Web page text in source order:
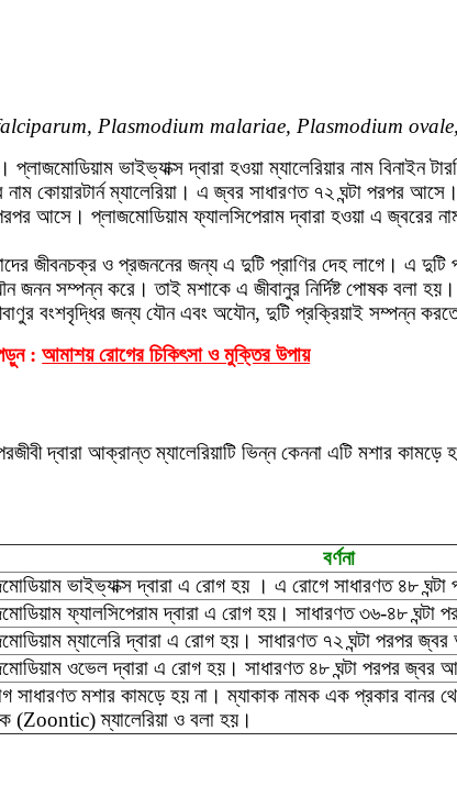
Plasmodium malariae, Plasmodium
ভাইভ্যাক্স দ্বারা হওয়া ম্যালেরিয়ার নাম বিনাইন
কোয়ারটার্ন ম্যালেরিয়া। এ জ্বর সাধারণত ৭২ ঘন্টা পরপর
আসে। প্লাজমোডিয়াম ফ্যালসিপেরাম দ্বারা হওয়া এ জ্বরের নাম
জীবনচক্র ও প্রজননের জন্য এ দুটি প্রাণির দেহ লাগে। এ
সম্পন্ন করে। তাই মশাকে এ জীবানুর নির্দিষ্ট পোষক বলা
বংশবৃদ্ধির জন্য যৌন এবং অযৌন, দুটি প্রক্রিয়াই সম্পন্ন
:আমাশয় রোগের চিকিৎসা ও মুক্তির উপায়
দ্বারা আক্রান্ত ম্যালেরিয়াটি ভিন্ন কেননা এটি মশার কামড়ে
বর্ণনা
ভাইভ্যাক্স দ্বারা এ রোগ হয় । এ রোগে সাধারণত ৪৮
ফ্যালসিপেরাম দ্বারা এ রোগ হয়। সাধারণত ৩৬-৪৮ ঘন্টা
ম্যালেরি দ্বারা এ রোগ হয়। সাধারণত ৭২ ঘন্টা পরপর
ওভেল দ্বারা এ রোগ হয়। সাধারণত ৪৮ ঘন্টা পরপর জ্বর
সাধারণত মশার কামড়ে হয় না। ম্যাকাক নামক এক প্রকার
(Zoontic) ম্যালেরিয়া ও বলা হয়।